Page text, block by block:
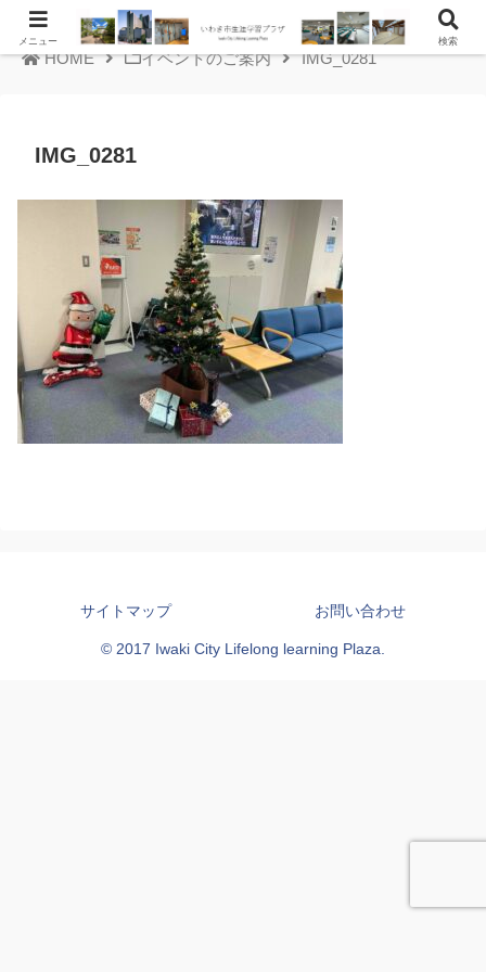
HOME イベントのご案内 IMG_0281
IMG_0281
サイトマップ お問い合わせ
© 2017 Iwaki City Lifelong learning Plaza.
メニュー 検索